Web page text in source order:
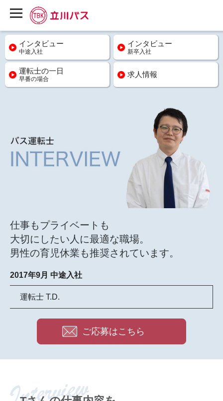
インタビュー
中途入社
インタビュー
新卒入社
運転士の一日
早番の場合
求人情報
仕事もプライベートも
大切にしたい人に最適な職場。
男性の育児休業も推奨されています。
2017年9月 中途入社
運転士 T.D.
ご応募はこちら